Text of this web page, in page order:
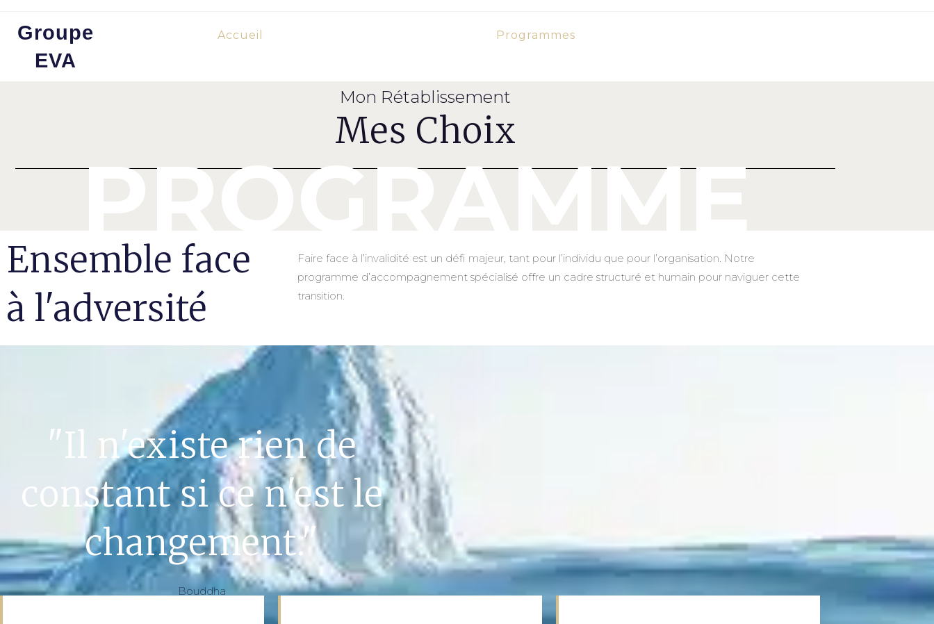
Groupe
EVA
Accueil Programmes
Mon Rétablissement
Mes Choix
PROGRAMME
Ensemble face
à l'adversité
Faire face à l’invalidité est un défi majeur, tant pour l’individu que pour l’organisation. Notre
programme d’accompagnement spécialisé offre un cadre structuré et humain pour naviguer cette
transition.
"Il n'existe rien de
constant si ce n'est le
changement."
Bouddha